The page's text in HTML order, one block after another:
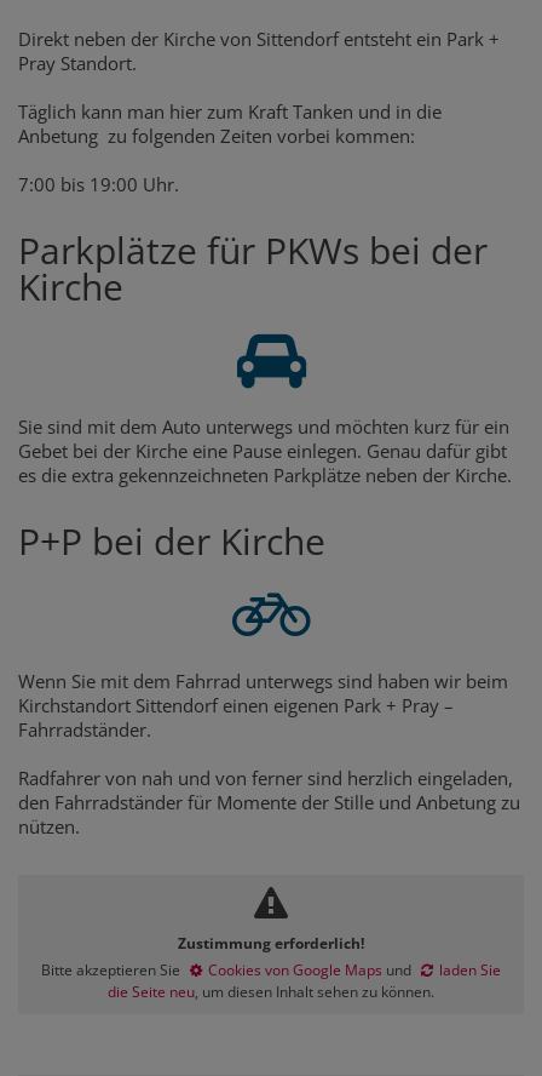
Direkt neben der Kirche von Sittendorf entsteht ein Park +
Pray Standort.
Täglich kann man hier zum Kraft Tanken und in die
Anbetung zu folgenden Zeiten vorbei kommen:
7:00 bis 19:00 Uhr.
Parkplätze für PKWs bei der
Kirche
Sie sind mit dem Auto unterwegs und möchten kurz für ein
Gebet bei der Kirche eine Pause einlegen. Genau dafür gibt
es die extra gekennzeichneten Parkplätze neben der Kirche.
P+P bei der Kirche
Wenn Sie mit dem Fahrrad unterwegs sind haben wir beim
Kirchstandort Sittendorf einen eigenen Park + Pray –
Fahrradständer.
Radfahrer von nah und von ferner sind herzlich eingeladen,
den Fahrradständer für Momente der Stille und Anbetung zu
nützen.
Zustimmung erforderlich!
Bitte akzeptieren Sie
Cookies von Google Maps und
laden Sie
die Seite neu, um diesen Inhalt sehen zu können.